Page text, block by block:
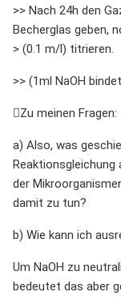
>> Nach 24h den
Becherglas geben,
> (0.1 m/l) titrieren.
>> (1ml NaOH
Zu meinen Fragen:
a) Also, was
der
damit zu tun?
b) Wie kann ich
Um NaOH zu
bedeutet das aber